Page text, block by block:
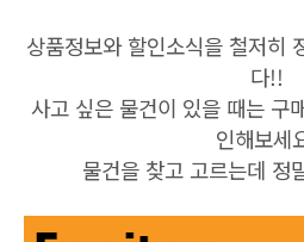
상품정보와 할인소식을 철저히
다!!
사고 싶은 물건이 있을 때는 구
인해보세
물건을 찾고 고르는데 정